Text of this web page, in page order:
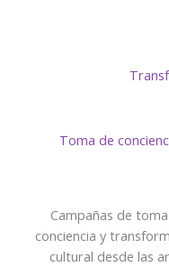
Toma de
Campañas de
conciencia y
cultural desde las